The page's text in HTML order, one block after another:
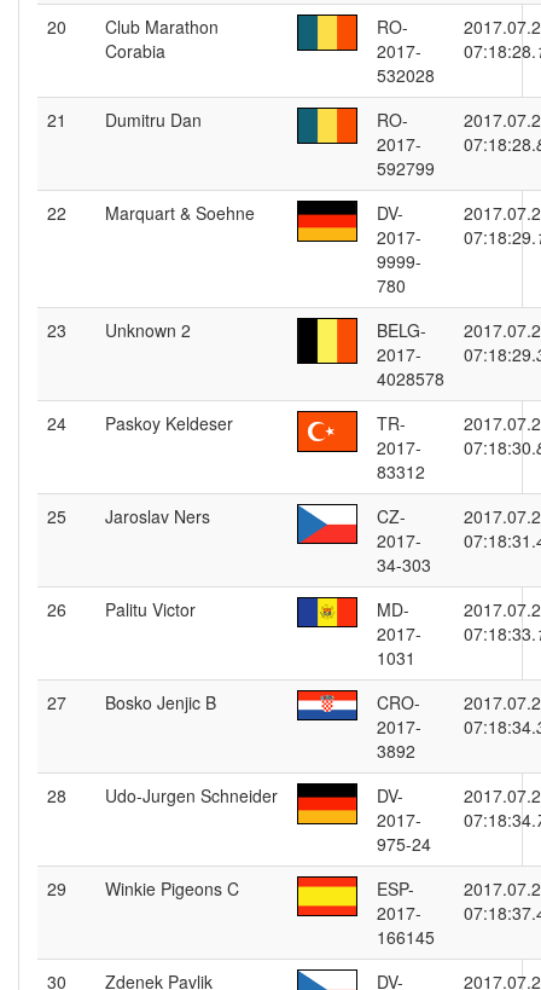
20
Club Marathon
Corabia
RO-
2017-
532028
07:18:28.
21 Dumitru Dan
RO-
2017-
592799
07:18:28.
22 Marquart & Soehne
DV-
2017-
9999-
780
07:18:29.
23 Unknown 2
BELG-
2017-
4028578
07:18:29.
24 Paskoy Keldeser
TR-
2017-
83312
07:18:30.
25 Jaroslav Ners
CZ-
2017-
34-303
07:18:31.
26 Palitu Victor
MD-
2017-
1031
07:18:33.
27 Bosko Jenjic B
CRO-
2017-
3892
07:18:34.
28 Udo-Jurgen Schneider
DV-
2017-
975-24
07:18:34.
29 Winkie Pigeons C
ESP-
2017-
166145
07:18:37.
30 Zdenek Pavlik
DV-